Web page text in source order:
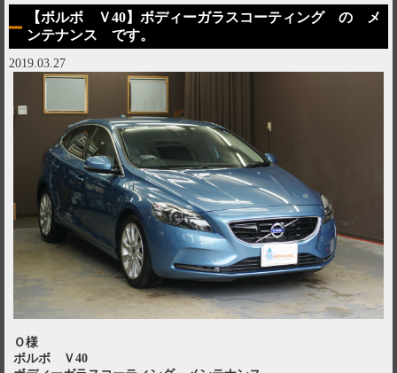
【ボルボ Ｖ40】ボディーガラスコーティング の メ
ンテナンス です。
2019.03.27
Ｏ様
ボルボ Ｖ40